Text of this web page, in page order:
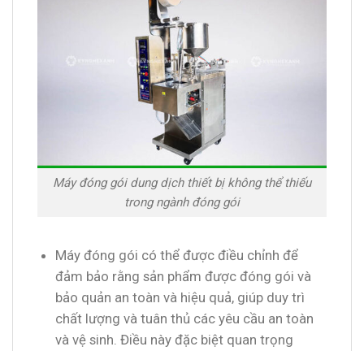
Máy đóng gói dung dịch thiết bị không thể thiếu
trong ngành đóng gói
Máy đóng gói có thể được điều chỉnh để
đảm bảo rằng sản phẩm được đóng gói và
bảo quản an toàn và hiệu quả, giúp duy trì
chất lượng và tuân thủ các yêu cầu an toàn
và vệ sinh. Điều này đặc biệt quan trọng